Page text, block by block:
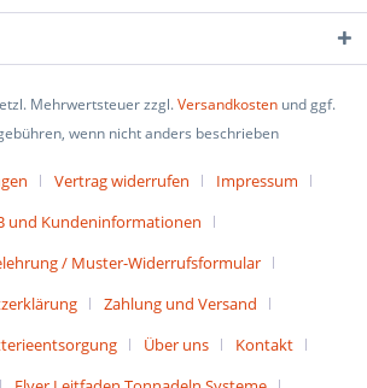
Mehrwertsteuer zzgl.Versandkosten und ggf.
wenn nicht anders beschrieben
Vertrag widerrufen
Impressum
und Kundeninformationen
/ Muster-Widerrufsformular
Zahlung und Versand
Über uns
Kontakt